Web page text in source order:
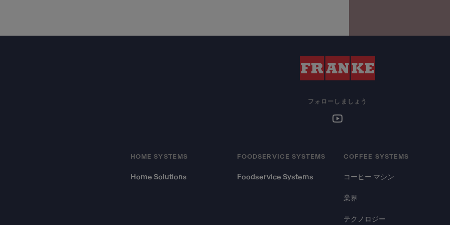
HOME SYSTEMS
Home Solutions
FOODSERVICE SYSTEMS
Foodservice Systems
COFFEE SYSTEMS
コーヒー マシン
業界
テクノロジー
フォローしましょう